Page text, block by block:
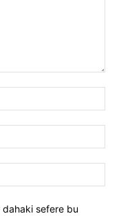
dahaki sefere bu